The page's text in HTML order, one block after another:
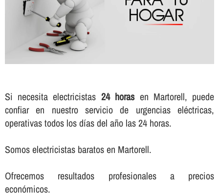
Si necesita electricistas 24 horasen Martorell, puede
confiar en nuestro servicio de urgencias eléctricas,
operativas todos los dí­as del año las 24 horas.
Somos electricistas baratos en Martorell.
Ofrecemos resultados profesionales a precios
económicos.